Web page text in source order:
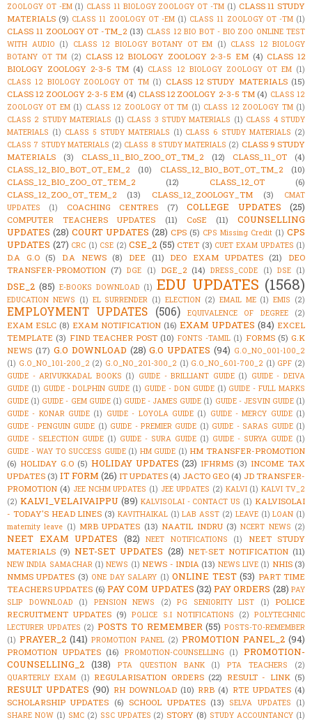
ZOOLOGY OT -EM (1) CLASS 11 BIOLOGY ZOOLOGY OT -TM (1) CLASS 11 STUDY
MATERIALS (9) CLASS 11 ZOOLOGY OT -EM (1) CLASS 11 ZOOLOGY OT -TM (1)
CLASS 11 ZOOLOGY OT -TM_2 (13) CLASS 12 BIO BOT - BIO ZOO ONLINE TEST
WITH AUDIO (1) CLASS 12 BIOLOGY BOTANY OT EM (1) CLASS 12 BIOLOGY
BOTANY OT TM (2) CLASS 12 BIOLOGY ZOOLOGY 2-3-5 EM (4) CLASS 12
BIOLOGY ZOOLOGY 2-3-5 TM (4) CLASS 12 BIOLOGY ZOOLOGY OT EM (1)
CLASS 12 BIOLOGY ZOOLOGY OT TM (1) CLASS 12 STUDY MATERIALS (15)
CLASS 12 ZOOLOGY 2-3-5 EM (4) CLASS 12 ZOOLOGY 2-3-5 TM (4) CLASS 12
ZOOLOGY OT EM (1) CLASS 12 ZOOLOGY OT TM (1) CLASS 12 ZOOLOGY TM (1)
CLASS 2 STUDY MATERIALS (1) CLASS 3 STUDY MATERIALS (1) CLASS 4 STUDY
MATERIALS (1) CLASS 5 STUDY MATERIALS (1) CLASS 6 STUDY MATERIALS (2)
CLASS 7 STUDY MATERIALS (2) CLASS 8 STUDY MATERIALS (2) CLASS 9 STUDY
MATERIALS
(3) CLASS_11_BIO_ZOO_OT_TM_2 (12) CLASS_11_OT
(4)
CLASS_12_BIO_BOT_OT_EM_2
(10) CLASS_12_BIO_BOT_OT_TM_2
(10)
CLASS_12_BIO_ZOO_OT_TEM_2
(12) CLASS_12_OT
(6)
CLASS_12_ZOO_OT_TEM_2
(13) CLASS_12_ZOOLOGY_TM (3)
CMAT
UPDATES
(1) COACHING CENTRES (7) COLLEGE UPDATES (25)
COMPUTER TEACHERS UPDATES (11) CoSE (11)
COUNSELLING
UPDATES (28) COURT UPDATES (28) CPS (5) CPS Missing Credit (1) CPS
UPDATES (27) CRC (1) CSE (2) CSE_2 (55) CTET (3) CUET EXAM UPDATES (1)
D.A G.O (5) D.A NEWS (8) DEE (11) DEO EXAM UPDATES (21)
DEO
TRANSFER-PROMOTION (7) DGE (1) DGE_2 (14) DRESS_CODE (1) DSE (1)
DSE_2 (85) E-BOOKS DOWNLOAD (1) EDU UPDATES (1568)
EDUCATION NEWS (1) EL SURRENDER (1) ELECTION (2) EMAIL ME (1) EMIS (2)
EMPLOYMENT UPDATES (506) EQUIVALENCE OF DEGREE (2)
EXAM ESLC (8) EXAM NOTIFICATION (16) EXAM UPDATES (84) EXCEL
TEMPLATE (3) FIND TEACHER POST (10) FONTS -TAMIL (1) FORMS (5) G.K
NEWS (17) G.O DOWNLOAD (28) G.O UPDATES (94) G.O_NO_001-100_2
(1) G.O_NO_101-200_2 (2) G.O_NO_201-300_2 (1) G.O_NO_601-700_2 (1) GPF (2)
GUIDE - ARIVUKKADAL BOOKS (1) GUIDE - BRILLIANT GUIDE (1) GUIDE - DEIVA
GUIDE (1) GUIDE - DOLPHIN GUIDE (1) GUIDE - DON GUIDE (1) GUIDE - FULL MARKS
GUIDE (1) GUIDE - GEM GUIDE (1) GUIDE - JAMES GUIDE (1) GUIDE - JESVIN GUIDE (1)
GUIDE - KONAR GUIDE (1) GUIDE - LOYOLA GUIDE (1) GUIDE - MERCY GUIDE (1)
GUIDE - PENGUIN GUIDE (1) GUIDE - PREMIER GUIDE (1) GUIDE - SARAS GUIDE (1)
GUIDE - SELECTION GUIDE (1) GUIDE - SURA GUIDE (1) GUIDE - SURYA GUIDE (1)
GUIDE - WAY TO SUCCESS GUIDE (1) HM GUIDE (1) HM TRANSFER-PROMOTION
(6) HOLIDAY G.O (5) HOLIDAY UPDATES (23) IFHRMS (3) INCOME TAX
UPDATES (3) IT FORM (26) IT UPDATES (4) JACTO GEO (4) JD TRANSFER-
PROMOTION (4) JEE NCHM UPDATES (1) JEE UPDATES (2) KALVI (1) KALVI TV_2
(2) KALVI_VELAIVAIPPU (89) KALVISOLAI - CONTACT US (1) KALVISOLAI
- TODAY'S HEAD LINES (3) KAVITHAIKAL (1) LAB ASST (2) LEAVE (1) LOAN (1)
maternity leave (1) MRB UPDATES (13) NAATIL INDRU (3) NCERT NEWS (2)
NEET EXAM UPDATES (82) NEET NOTIFICATIONS (1)
NEET STUDY
MATERIALS (9) NET-SET UPDATES (28) NET-SET NOTIFICATION (11)
NEW INDIA SAMACHAR (1) NEWS (1) NEWS - INDIA (13) NEWS LIVE (1) NHIS (3)
NMMS UPDATES (3) ONE DAY SALARY (1) ONLINE TEST (53) PART TIME
TEACHERS UPDATES (6) PAY COM UPDATES (32) PAY ORDERS (28) PAY
SLIP DOWNLOAD
(1) PENSION NEWS (2) PG SENIORITY LIST (1)
POLICE
RECRUITMENT UPDATES (9) POLICE S.I NOTIFICATIONS (2) POLYTECHNIC
LECTURER UPDATES (2) POSTS TO REMEMBER (55) POSTS-TO-REMEMBER
(1) PRAYER_2 (141) PROMOTION PANEL (2) PROMOTION PANEL_2 (94)
PROMOTION UPDATES (16) PROMOTION-COUNSELLING (1)
PROMOTION-
COUNSELLING_2 (138) PTA QUESTION BANK (1) PTA TEACHERS
(2)
QUARTERLY EXAM (1) REGULARISATION ORDERS (22) RESULT - LINK (5)
RESULT UPDATES (90) RH DOWNLOAD (10) RRB (4) RTE UPDATES (4)
SCHOLARSHIP UPDATES (6) SCHOOL UPDATES (13) SELVA UPDATES
(1)
SHARE NOW (1) SMC (2) SSC UPDATES (2) STORY (8) STUDY ACCOUNTANCY (1)